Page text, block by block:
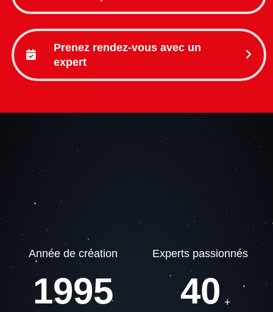
Prenez rendez-vous avec un
expert
Année de création
1995
Experts passionnés
40 +